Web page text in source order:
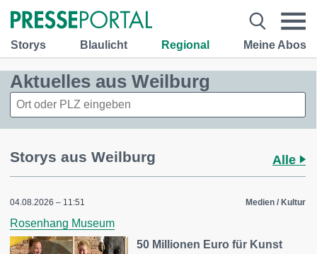
Storys Blaulicht Regional Meine Abos
Aktuelles aus Weilburg
Storys aus Weilburg Alle
04.08.2026 – 11:51 Medien / Kultur
Rosenhang Museum
50 Millionen Euro für Kunst